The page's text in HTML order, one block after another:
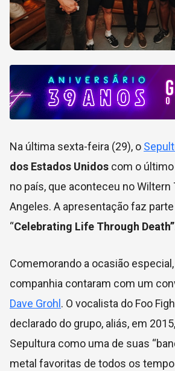
Na última sexta-feira (29), o
dos Estados Unidos com o
no país, que aconteceu no Wiltern
Angeles. A apresentação faz parte
“Celebrating Life Through
Comemorando a ocasião
companhia contaram com um
Dave Grohl . O vocalista do Foo
declarado do grupo, aliás, em
Sepultura como uma de suas
metal favoritas de todos os